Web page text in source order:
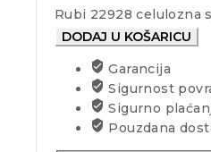
Rubi 22928 celulozna
DODAJ U KOŠARICU
Garancija
Sigurnost
Sigurno
Pouzdana